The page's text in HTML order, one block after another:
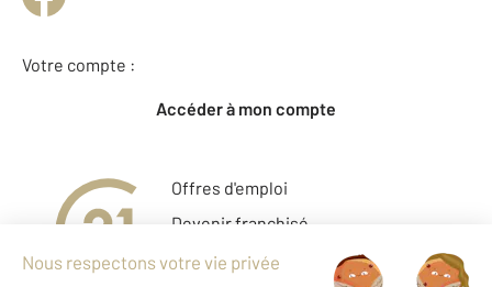
Votre compte :
Accéder à mon compte
Offres d'emploi
Devenir franchisé
Entreprise et commerce